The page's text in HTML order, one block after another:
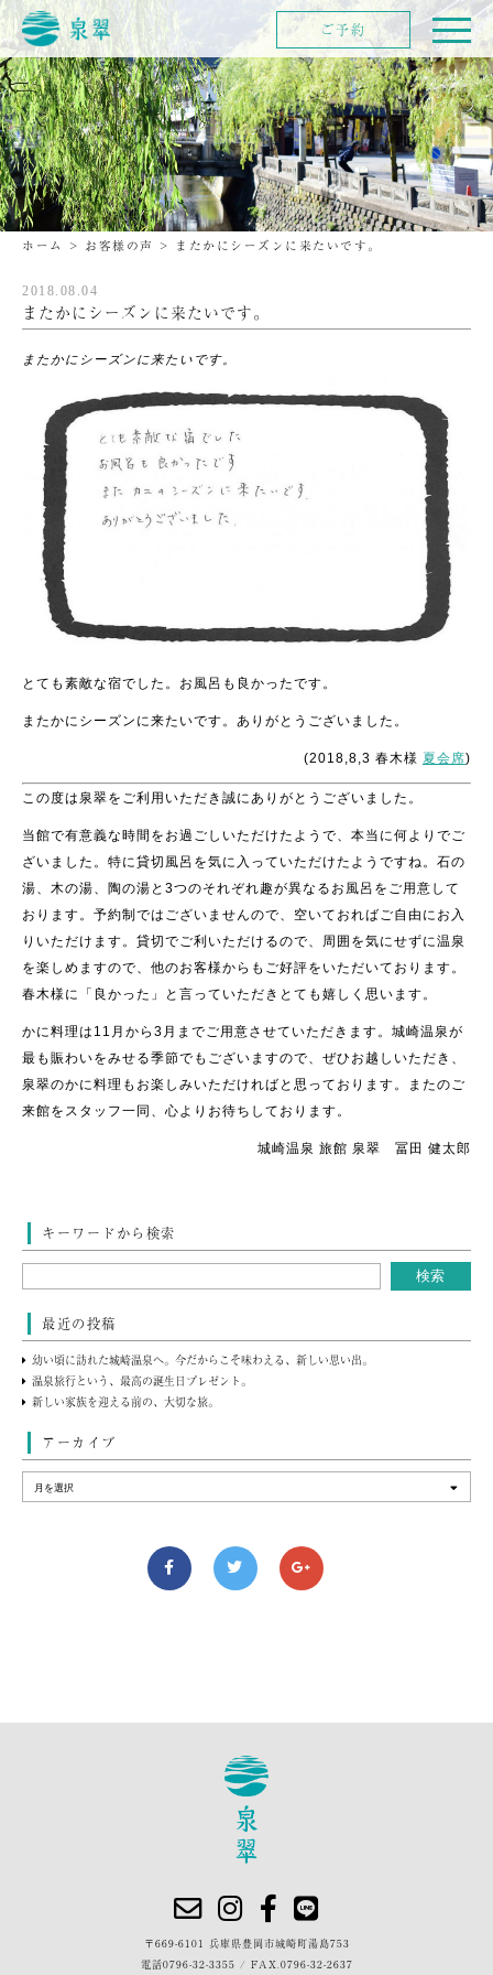
ホーム > お客様の声 > またかにシーズンに来たいです。
2018.08.04
またかにシーズンに来たいです。
またかにシーズンに来たいです。
とても素敵な宿でした。お風呂も良かったです。
またかにシーズンに来たいです。ありがとうございました。
(2018,8,3 春木様 夏会席)
この度は泉翠をご利用いただき誠にありがとうございました。
当館で有意義な時間をお過ごしいただけたようで、本当に何よりでご
ざいました。特に貸切風呂を気に入っていただけたようですね。石の
湯、木の湯、陶の湯と3つのそれぞれ趣が異なるお風呂をご用意して
おります。予約制ではございませんので、空いておればご自由にお入
りいただけます。貸切でご利いただけるので、周囲を気にせずに温泉
を楽しめますので、他のお客様からもご好評をいただいております。
春木様に「良かった」と言っていただきとても嬉しく思います。
かに料理は11月から3月までご用意させていただきます。城崎温泉が
最も賑わいをみせる季節でもございますので、ぜひお越しいただき、
泉翠のかに料理もお楽しみいただければと思っております。またのご
来館をスタッフ一同、心よりお待ちしております。
城崎温泉 旅館 泉翠 冨田 健太郎
キーワードから検索
最近の投稿
幼い頃に訪れた城崎温泉へ。今だからこそ味わえる、新しい思い出。
温泉旅行という、最高の誕生日プレゼント。
新しい家族を迎える前の、大切な旅。
アーカイブ
ご予約
〒669-6101 兵庫県豊岡市城崎町湯島753
電話0796-32-3355 / FAX.0796-32-2637